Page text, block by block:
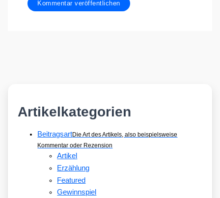
Artikelkategorien
BeitragsartDie Art des Artikels, also beispielsweise
Kommentar oder Rezension
Artikel
Erzählung
Featured
Gewinnspiel